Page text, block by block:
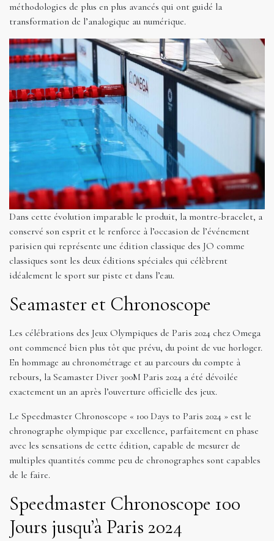
méthodologies de plus en plus avancés qui ont guidé la
transformation de l’analogique au numérique.
Dans cette évolution imparable le produit, la montre-bracelet, a
conservé son esprit et le renforce à l’occasion de l’événement
parisien qui représente une édition classique des JO comme
classiques sont les deux éditions spéciales qui célèbrent
idéalement le sport sur piste et dans l’eau.
Seamaster et Chronoscope
Les célébrations des Jeux Olympiques de Paris 2024 chez Omega
ont commencé bien plus tôt que prévu, du point de vue horloger.
En hommage au chronométrage et au parcours du compte à
rebours, la Seamaster Diver 300M Paris 2024 a été dévoilée
exactement un an après l’ouverture officielle des jeux.
Le Speedmaster Chronoscope « 100 Days to Paris 2024 » est le
chronographe olympique par excellence, parfaitement en phase
avec les sensations de cette édition, capable de mesurer de
multiples quantités comme peu de chronographes sont capables
de le faire.
Speedmaster Chronoscope 100
Jours jusqu’à Paris 2024